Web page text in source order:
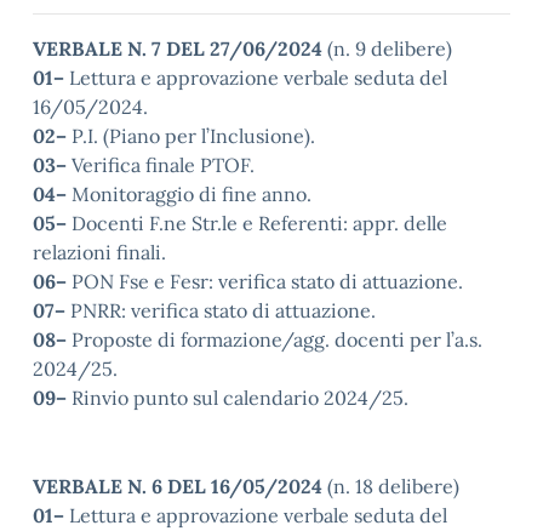
VERBALE N. 7 DEL 27/06/2024 (n. 9 delibere)
01– Lettura e approvazione verbale seduta del
16/05/2024.
02– P.I. (Piano per l’Inclusione).
03– Verifica finale PTOF.
04– Monitoraggio di fine anno.
05– Docenti F.ne Str.le e Referenti: appr. delle
relazioni finali.
06– PON Fse e Fesr: verifica stato di attuazione.
07– PNRR: verifica stato di attuazione.
08– Proposte di formazione/agg. docenti per l’a.s.
2024/25.
09– Rinvio punto sul calendario 2024/25.
VERBALE N. 6 DEL 16/05/2024 (n. 18 delibere)
01– Lettura e approvazione verbale seduta del